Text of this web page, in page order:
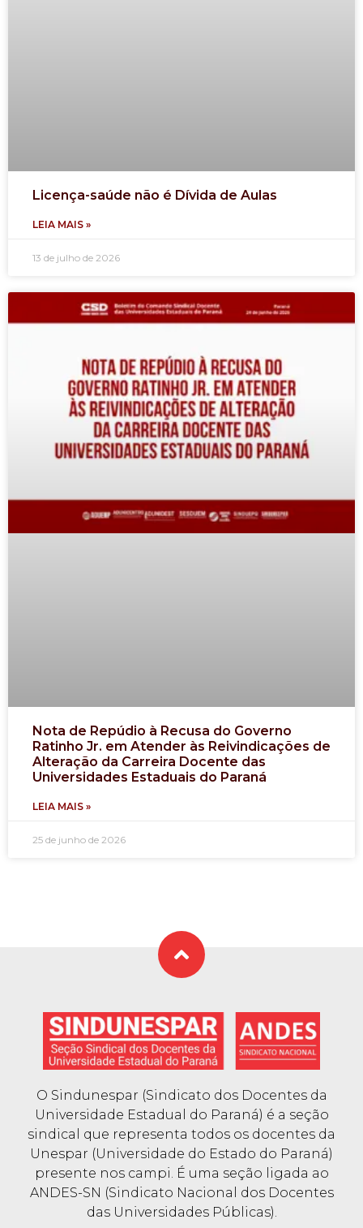
Licença-saúde não é Dívida de Aulas
LEIA MAIS »
13 de julho de 2026
Nota de Repúdio à Recusa do Governo
Ratinho Jr. em Atender às Reivindicações de
Alteração da Carreira Docente das
Universidades Estaduais do Paraná
LEIA MAIS »
25 de junho de 2026
O Sindunespar (Sindicato dos Docentes da
Universidade Estadual do Paraná) é a seção
sindical que representa todos os docentes da
Unespar (Universidade do Estado do Paraná)
presente nos campi. É uma seção ligada ao
ANDES-SN (Sindicato Nacional dos Docentes
das Universidades Públicas).